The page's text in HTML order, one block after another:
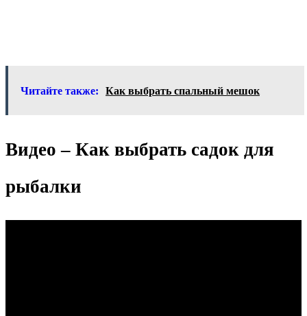
Читайте также: Как выбрать спальный мешок
Видео – Как выбрать садок для
рыбалки